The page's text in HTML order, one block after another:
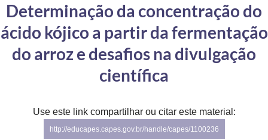
Controladoria-Geral da União
Ministério da Mulher, da Família e dos Direitos Humanos
Gabinete de Segurança Institucional
Determinação da concentração do
ácido kójico a partir da fermentação
do arroz e desafios na divulgação
científica
Use este link compartilhar ou citar este material:
http://educapes.capes.gov.br/handle/capes/1100236